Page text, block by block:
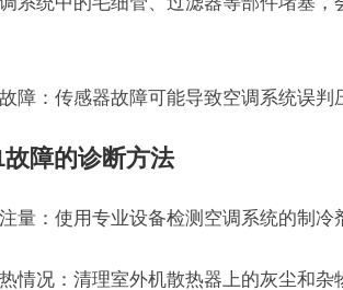
障：传感器故障可能导致空调系统误判
障的诊断方法
量：使用专业设备检测空调系统的制冷
情况：清理室外机散热器上的灰尘和杂